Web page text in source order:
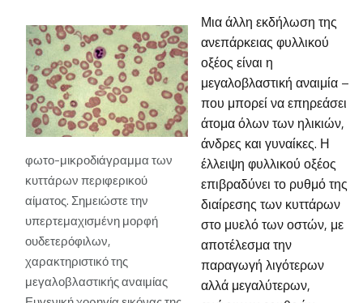
φωτο-μικροδιάγραμμα των
κυττάρων περιφερικού
αίματος. Σημειώστε την
υπερτεμαχισμένη μορφή
ουδετερόφιλων,
χαρακτηριστικό της
μεγαλοβλαστικής αναιμίας
Μια άλλη εκδήλωση της
ανεπάρκειας φυλλικού
οξέος είναι η
μεγαλοβλαστική αναιμία –
που μπορεί να επηρεάσει
άτομα όλων των ηλικιών,
άνδρες και γυναίκες. Η
έλλειψη φυλλικού οξέος
επιβραδύνει το ρυθμό της
διαίρεσης των κυττάρων
στο μυελό των οστών, με
αποτέλεσμα την
παραγωγή λιγότερων
αλλά μεγαλύτερων,